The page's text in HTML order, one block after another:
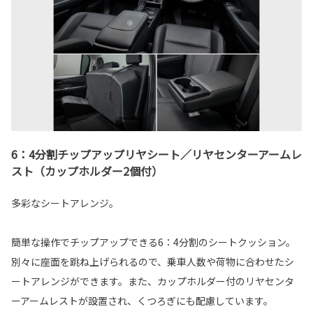
6：4分割チップアップリヤシート／リヤセンターアームレ
スト（カップホルダー2個付）
多彩なシートアレンジ。
簡単な操作でチップアップできる6：4分割のシートクッション。
別々に座面を跳ね上げられるので、乗車人数や荷物に合わせたシ
ートアレンジができます。また、カップホルダー付のリヤセンタ
ーアームレストが設置され、くつろぎにも配慮しています。